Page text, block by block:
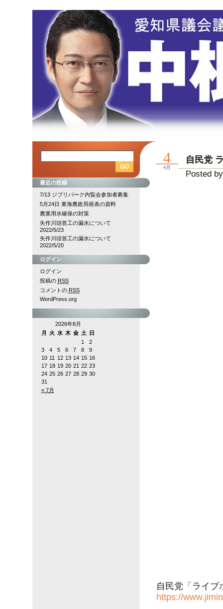
自民党
Posted
自民党「ライブ
https://
4
4月
最近の投稿
7/13 ジブリパーク内覧会参加者募集
5月24日 東海農政局発表の資料
農業用水確保の対策
矢作川頭首工の漏水について
2022/5/23
矢作川頭首工の漏水について
2022/5/20
ログイン
ログイン
投稿の RSS
コメントの RSS
WordPress.org
2026年8月
月
火 水 木 金 土 日
« 7月
1
2
3
4 5 6 7 8
9
10 11 12 13 14 15 16
17 18 19 20 21 22 23
24 25 26 27 28 29 30
31